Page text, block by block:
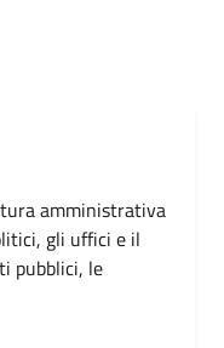
amministrativa
gli uffici e il
pubblici, le